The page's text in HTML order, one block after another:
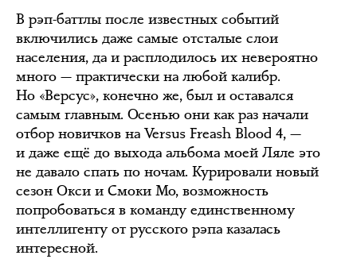
В рэп-баттлы после известных событий
включились даже самые отсталые слои
населения, да и расплодилось их невероятно
много — практически на любой калибр.
Но «Версус», конечно же, был и оставался
самым главным. Осенью они как раз начали
отбор новичков на Versus Freash Blood 4, —
и даже ещё до выхода альбома моей Ляле это
не давало спать по ночам. Курировали новый
сезон Окси и Смоки Мо, возможность
попробоваться в команду единственному
интеллигенту от русского рэпа казалась
интересной.